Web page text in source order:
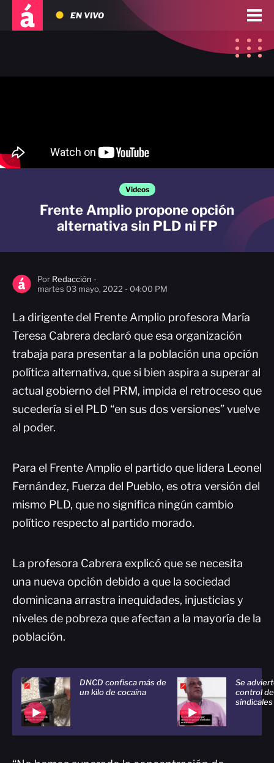
EN VIVO
Videos
Frente Amplio propone opción
alternativa sin PLD ni FP
Por Redacción -
martes 03 mayo, 2022 - 04:00 PM
La dirigente del Frente Amplio profesora María
Teresa Cabrera declaró que esa organización
trabaja para presentar a la población una opción
política alternativa, que si bien aspira a superar al
actual gobierno del PRM, impida el retroceso que
sucedería si el PLD “en sus dos versiones” vuelve
al poder.
Para el Frente Amplio el partido que lidera Leonel
Fernández, Fuerza del Pueblo, es otra versión del
mismo PLD, que no significa ningún cambio
político respecto al partido morado.
La profesora Cabrera explicó que se necesita
una nueva opción debido a que la sociedad
dominicana arrastra inequidades, injusticias y
niveles de pobreza que afectan a la mayoría de la
población.
DNCD confisca más de
un kilo de cocaína
Se
control